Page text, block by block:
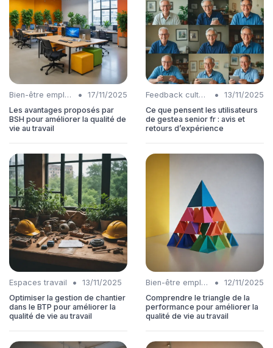
Bien-être employés •
17/11/2025
Les avantages proposés par
BSH pour améliorer la qualité de
vie au travail
Feedback culture •
13/11/2025
Ce que pensent les utilisateurs
de gestea senior fr : avis et
retours d’expérience
Espaces travail •
13/11/2025
Optimiser la gestion de chantier
dans le BTP pour améliorer la
qualité de vie au travail
Bien-être employés •
12/11/2025
Comprendre le triangle de la
performance pour améliorer la
qualité de vie au travail